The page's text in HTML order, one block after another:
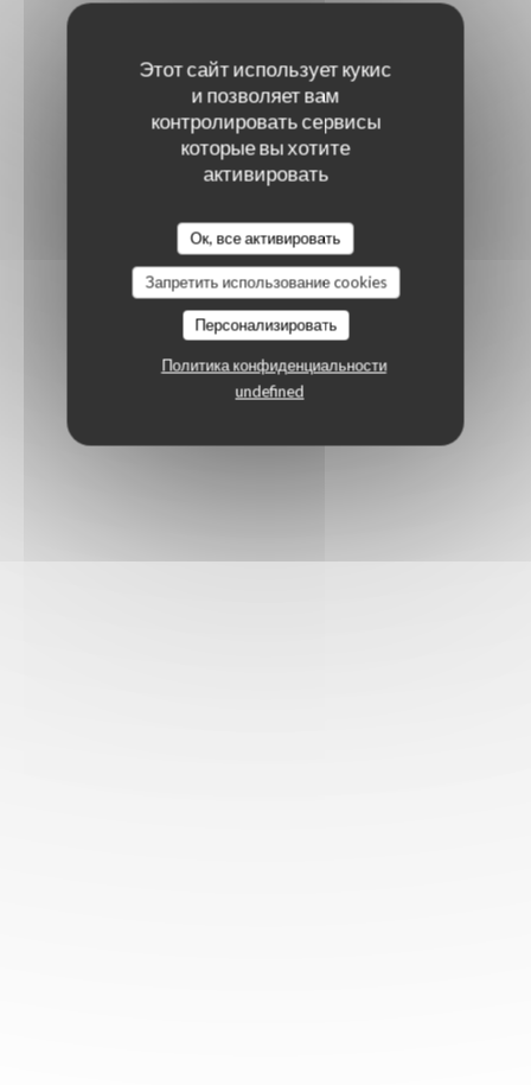
Этот сайт использует кукис
и позволяет вам
контролировать сервисы
которые вы хотите
активировать
Ок, все активировать
Запретить использование cookies
Персонализировать
Политика конфиденциальности
undefined